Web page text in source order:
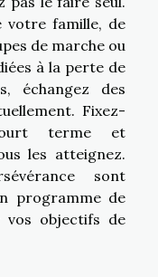
votre famille, de
de marche ou
à la perte de
échangez des
Fixez-
terme et
les atteignez.
sont
programme de
objectifs de